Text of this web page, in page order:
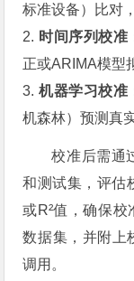
标准设备）比对
2. 时间序列校准
正或ARIMA模型
3. 机器学习校准
机森林）预测真
校准后需通
和测试集，评估
或R²值，确保
数据集，并附上
调用。